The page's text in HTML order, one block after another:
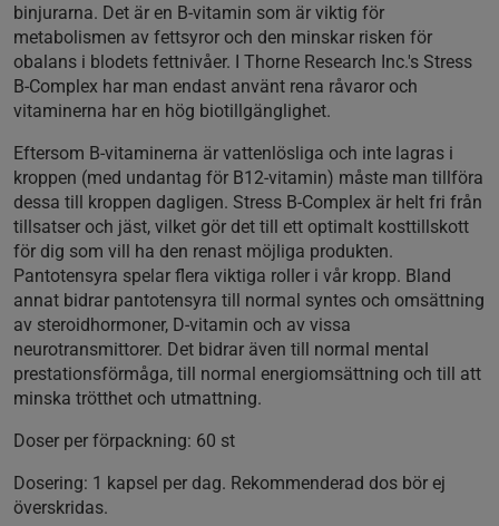
binjurarna. Det är en B-vitamin som är viktig för
metabolismen av fettsyror och den minskar risken för
obalans i blodets fettnivåer. I Thorne Research Inc.'s Stress
B-Complex har man endast använt rena råvaror och
vitaminerna har en hög biotillgänglighet.
Eftersom B-vitaminerna är vattenlösliga och inte lagras i
kroppen (med undantag för B12-vitamin) måste man tillföra
dessa till kroppen dagligen. Stress B-Complex är helt fri från
tillsatser och jäst, vilket gör det till ett optimalt kosttillskott
för dig som vill ha den renast möjliga produkten.
Pantotensyra spelar flera viktiga roller i vår kropp. Bland
annat bidrar pantotensyra till normal syntes och omsättning
av steroidhormoner, D-vitamin och av vissa
neurotransmittorer. Det bidrar även till normal mental
prestationsförmåga, till normal energiomsättning och till att
minska trötthet och utmattning.
Doser per förpackning: 60 st
Dosering: 1 kapsel per dag. Rekommenderad dos bör ej
överskridas.